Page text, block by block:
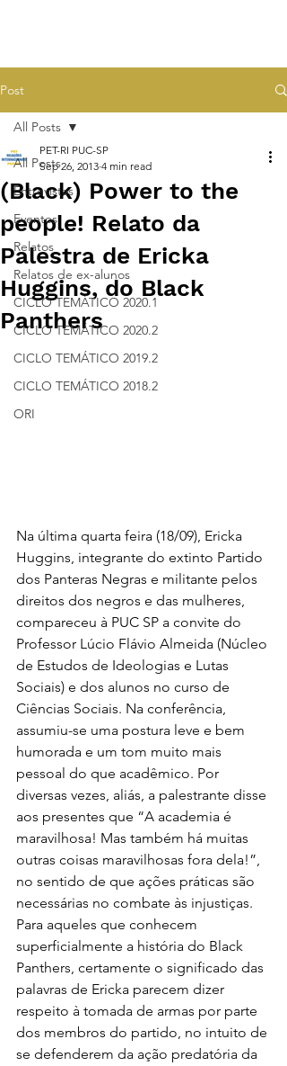
Post
All Posts
Entrevistas
Eventos
Relatos
Relatos de ex-alunos
CICLO TEMÁTICO 2020.1
CICLO TEMÁTICO 2020.2
CICLO TEMÁTICO 2019.2
CICLO TEMÁTICO 2018.2
ORI
All Posts
(Black) Power to the
people! Relato da
Palestra de Ericka
Huggins, do Black
Panthers
PET-RI PUC-SP
Sep 26, 2013 4 min read
Na última quarta feira (18/09), Ericka
Huggins, integrante do extinto Partido
dos Panteras Negras e militante pelos
direitos dos negros e das mulheres,
compareceu à PUC SP a convite do
Professor Lúcio Flávio Almeida (Núcleo
de Estudos de Ideologias e Lutas
Sociais) e dos alunos no curso de
Ciências Sociais. Na conferência,
assumiu-se uma postura leve e bem
humorada e um tom muito mais
pessoal do que acadêmico. Por
diversas vezes, aliás, a palestrante disse
aos presentes que “A academia é
maravilhosa! Mas também há muitas
outras coisas maravilhosas fora dela!”,
no sentido de que ações práticas são
necessárias no combate às injustiças.
Para aqueles que conhecem
superficialmente a história do Black
Panthers, certamente o significado das
palavras de Ericka parecem dizer
respeito à tomada de armas por parte
dos membros do partido, no intuito de
se defenderem da ação predatória da